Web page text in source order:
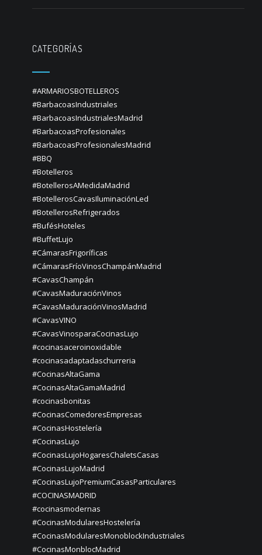
CATEGORÍAS
#ARMARIOSBOTELLEROS
#BarbacoasIndustriales
#BarbacoasIndustrialesMadrid
#BarbacoasProfesionales
#BarbacoasProfesionalesMadrid
#BBQ
#Botelleros
#BotellerosAMedidaMadrid
#BotellerosCavasIluminaciónLed
#BotellerosRefrigerados
#BufésHoteles
#BuffetLujo
#CámarasFrigoríficas
#CámarasFríoVinosChampánMadrid
#CavasChampán
#CavasMaduraciónVinos
#CavasMaduraciónVinosMadrid
#CavasVINO
#CavasVinosparaCocinasLujo
#cocinasaceroinoxidable
#cocinasadaptadaschurreria
#CocinasAltaGama
#CocinasAltaGamaMadrid
#cocinasbonitas
#CocinasComedoresEmpresas
#CocinasHostelería
#CocinasLujo
#CocinasLujoHogaresChaletsCasas
#CocinasLujoMadrid
#CocinasLujoPremiumCasasParticulares
#COCINASMADRID
#cocinasmodernas
#CocinasModularesHostelería
#CocinasModularesMonoblockIndustriales
#CocinasMonblocMadrid